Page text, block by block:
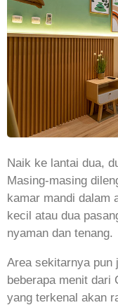
Naik ke lantai dua,
Masing-masing
kamar mandi dalam
kecil atau dua
nyaman dan tenang.
Area sekitarnya pun
beberapa menit dari
yang terkenal akan